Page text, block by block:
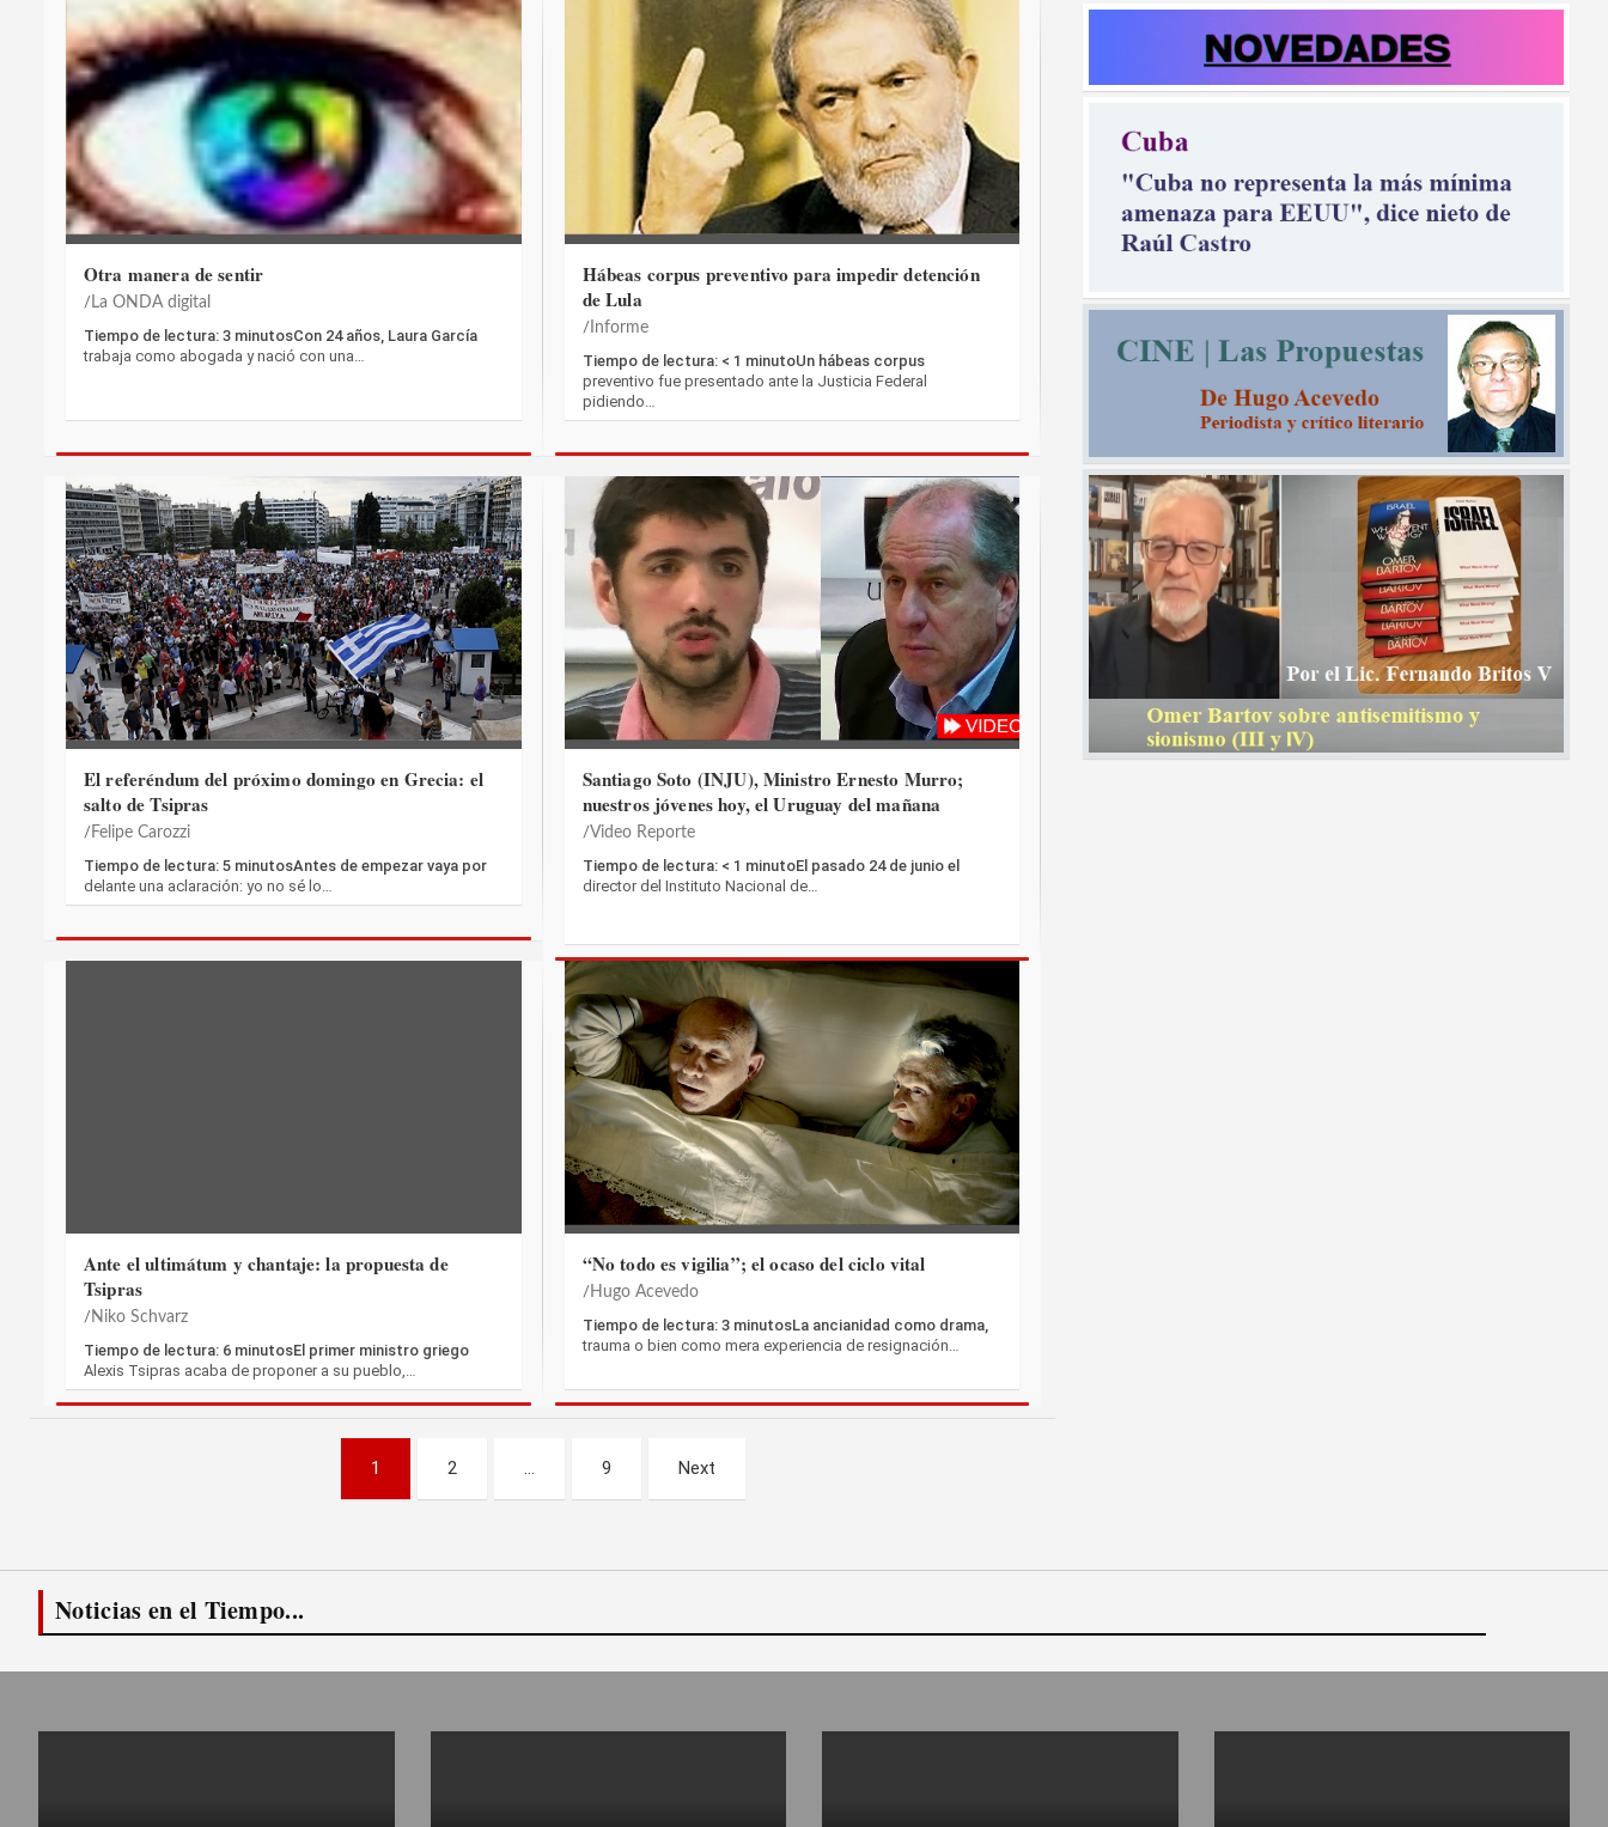
Otra manera de sentir
La ONDA digital
Tiempo de lectura: 3 minutosCon 24 años, Laura García
trabaja como abogada y nació con una…
Hábeas corpus preventivo para impedir detención
de Lula
Informe
Tiempo de lectura: < 1 minutoUn hábeas corpus
preventivo fue presentado ante la Justicia Federal
pidiendo…
El referéndum del próximo domingo en Grecia: el
salto de Tsipras
Felipe Carozzi
Tiempo de lectura: 5 minutosAntes de empezar vaya por
delante una aclaración: yo no sé lo…
Santiago Soto (INJU), Ministro Ernesto Murro;
nuestros jóvenes hoy, el Uruguay del mañana
Video Reporte
Tiempo de lectura: < 1 minutoEl pasado 24 de junio el
director del Instituto Nacional de…
Ante el ultimátum y chantaje: la propuesta de
Tsipras
Niko Schvarz
Tiempo de lectura: 6 minutosEl primer ministro griego
Alexis Tsipras acaba de proponer a su pueblo,…
“No todo es vigilia”; el ocaso del ciclo vital
Hugo Acevedo
Tiempo de lectura: 3 minutosLa ancianidad como drama,
trauma o bien como mera experiencia de resignación…
entradas
1 2 … 9 Next
Noticias en el Tiempo...